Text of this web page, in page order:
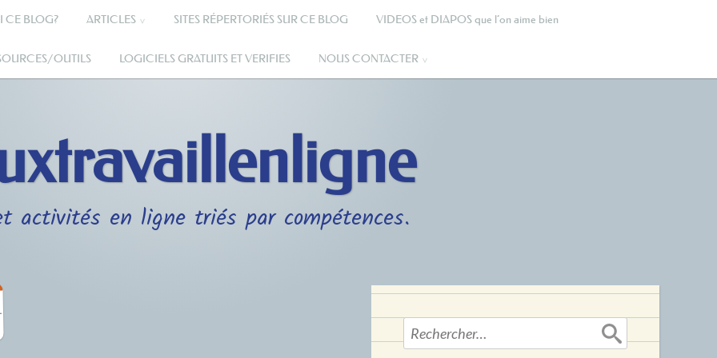
CE BLOG? ARTICLES SITES RÉPERTORIÉS SUR CE BLOG VIDEOS et DIAPOS que l’on aime bien
OUTILS LOGICIELS GRATUITS ET VERIFIES NOUS CONTACTER
activités en ligne triés par compétences.
Rechercher :